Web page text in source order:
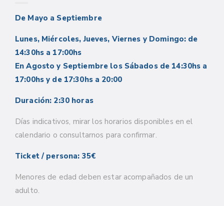
De Mayo a Septiembre
Lunes, Miércoles, Jueves, Viernes y Domingo: de
14:30hs a 17:00hs
En Agosto y Septiembre los Sábados de 14:30hs a
17:00hs y de 17:30hs a 20:00
Duración: 2:30 horas
Días indicativos, mirar los horarios disponibles en el
calendario o consultarnos para confirmar.
Ticket / persona: 35€
Menores de edad deben estar acompañados de un
adulto.